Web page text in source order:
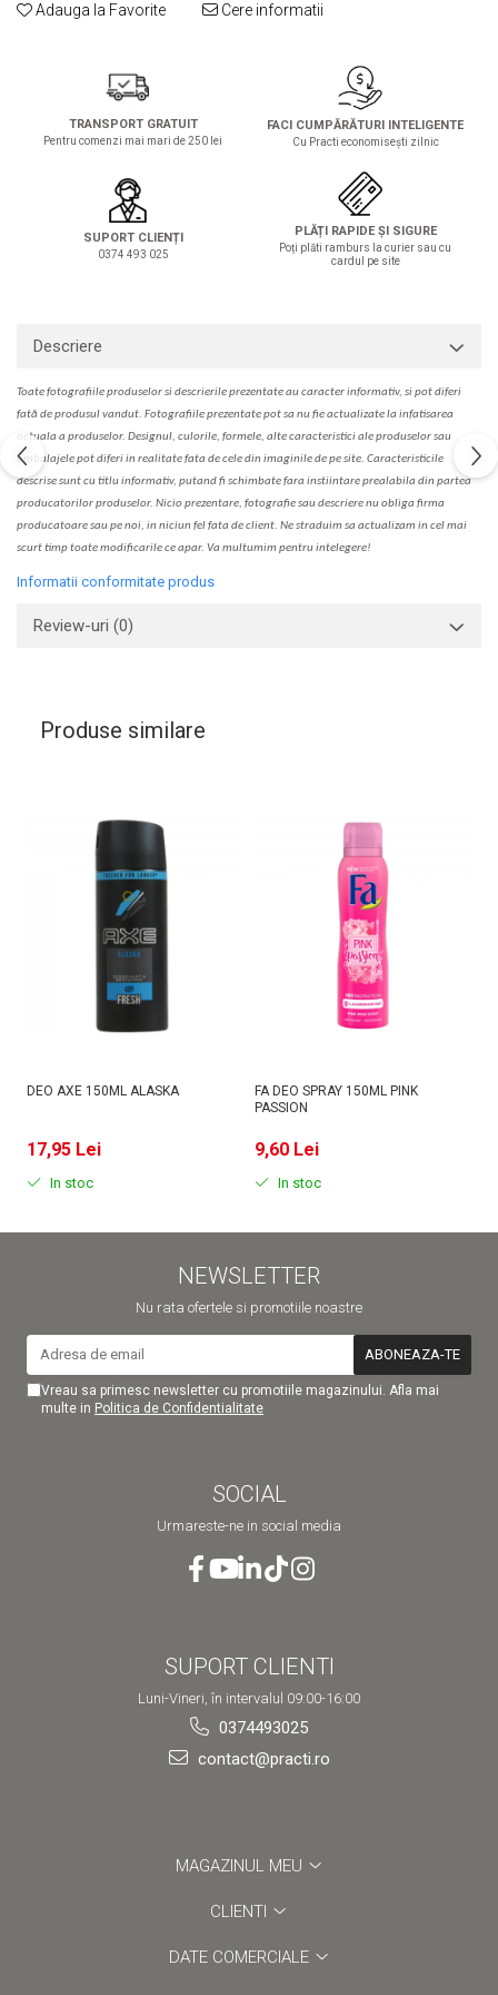
Solutie de indepartat rugina si
pentru par, masca de par
Adauga la Favorite Cere informatii
TRANSPORT GRATUIT
Pentru comenzi mai mari de 250 lei
FACI CUMPĂRĂTURI INTELIGENTE
Cu Practi economisești zilnic
SUPORT CLIENȚI
0374 493 025
PLĂȚI RAPIDE ȘI SIGURE
Poți plăti ramburs la curier sau cu
cardul pe site
Descriere
Toate fotografiile produselorsidescrierileprezentate au caracter informativ, si pot diferi
fată de produsul vandut. Fotografiile prezentate pot sa nu fie actualizate la infatisarea
actuala a produselor. Designul, culorile, formele, alte caracteristici ale produselor sau
ambalajele pot diferi in realitate fata de cele din imaginile de pe site. Caracteristicile
descrise sunt cu titlu informativ, putand fi schimbate fara instiintare prealabila din partea
producatorilor produselor. Nicio prezentare, fotografie sau descriere nu obliga firma
producatoare sau pe noi, in niciun fel fata de client. Ne straduim sa actualizam in cel mai
scurt timp toate modificarile ce apar. Va multumim pentru intelegere!
Informatii conformitate produs
Review-uri (0)
Produse similare
DEO AXE 150ML ALASKA
17,95 Lei
In stoc
FA DEO SPRAY 150ML PINK
PASSION
9,60 Lei
In stoc
NEWSLETTER
Nu rata ofertele si promotiile noastre
Vreau sa primesc newsletter cu promotiile magazinului. Afla mai
multe in Politica de Confidentialitate
SOCIAL
Urmareste-ne in social media
SUPORT CLIENTI
Luni-Vineri, în intervalul 09:00-16:00
0374493025
contact@practi.ro
MAGAZINUL MEU
CLIENTI
DATE COMERCIALE